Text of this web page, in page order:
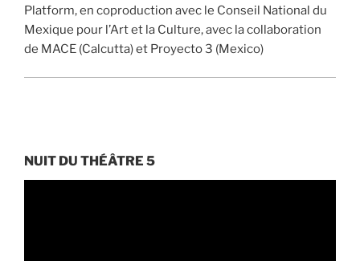
Platform, en coproduction avec le Conseil National du
Mexique pour l’Art et la Culture, avec la collaboration
de MACE (Calcutta) et Proyecto 3 (Mexico)
NUIT DU THÉÂTRE 5